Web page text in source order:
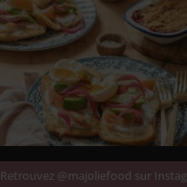
Retrouvez @majoliefood sur